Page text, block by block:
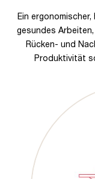
Ein
gesundes
Rücken- und
Produktivität